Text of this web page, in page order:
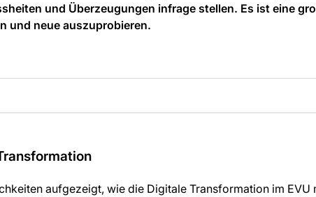
und Überzeugungen infrage stellen. Es ist eine
und neue auszuprobieren.
aufgezeigt, wie die Digitale Transformation im